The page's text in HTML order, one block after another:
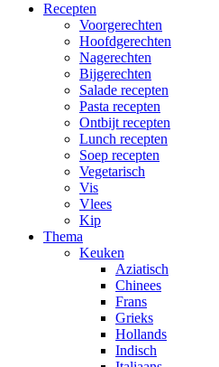
Recepten
Voorgerechten
Hoofdgerechten
Nagerechten
Bijgerechten
Salade recepten
Pasta recepten
Ontbijt recepten
Lunch recepten
Soep recepten
Vegetarisch
Vis
Vlees
Kip
Thema
Keuken
Aziatisch
Chinees
Frans
Grieks
Hollands
Indisch